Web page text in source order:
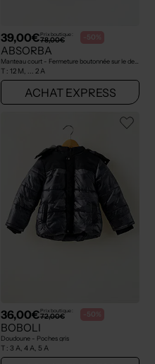
39,00€Prix boutique :
78,00€ -50%
ABSORBA
Manteau court - Fermeture boutonnée sur le devant bleu
T : 12 M, ... 2 A
ACHAT EXPRESS
36,00€Prix boutique :
72,00€ -50%
BOBOLI
Doudoune - Poches gris
T : 3 A, 4 A, 5 A